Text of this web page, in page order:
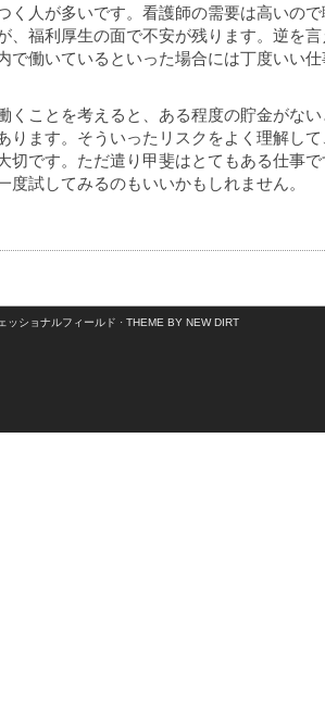
く人が多いです。看護師の需要は高いの
、福利厚生の面で不安が残ります。逆を
で働いているといった場合には丁度いい
くことを考えると、ある程度の貯金がな
ります。そういったリスクをよく理解し
切です。ただ遣り甲斐はとてもある仕事
度試してみるのもいいかもしれません。
ッショナルフィールド · THEME BY NEW DIRT